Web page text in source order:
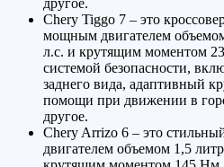
другое.
Chery Tiggo 7 – это
мощным двигателем
л.с. и крутящим моментом
системой безопасности,
заднего вида, адаптивный
помощи при движении в
другое.
Chery Arrizo 6 – это
двигателем объемом 1,5